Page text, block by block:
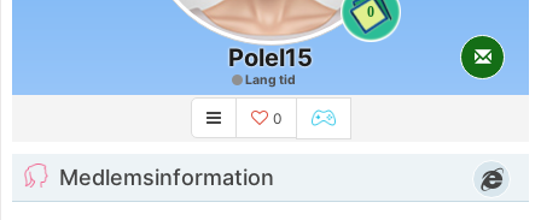
0
Polel15
Lang tid
0
Medlemsinformation